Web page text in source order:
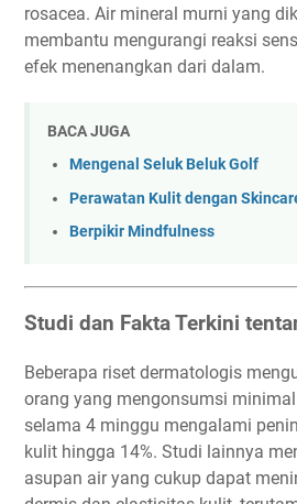
rosacea. Air mineral murni yang
membantu mengurangi reaksi
efek menenangkan dari dalam.
BACA JUGA
Mengenal Seluk Beluk Golf
Perawatan Kulit dengan
Berpikir Mindfulness
Studi dan Fakta Terkini
Beberapa riset dermatologis
orang yang mengonsumsi
selama 4 minggu mengalami
kulit hingga 14%. Studi lainnya
asupan air yang cukup dapat